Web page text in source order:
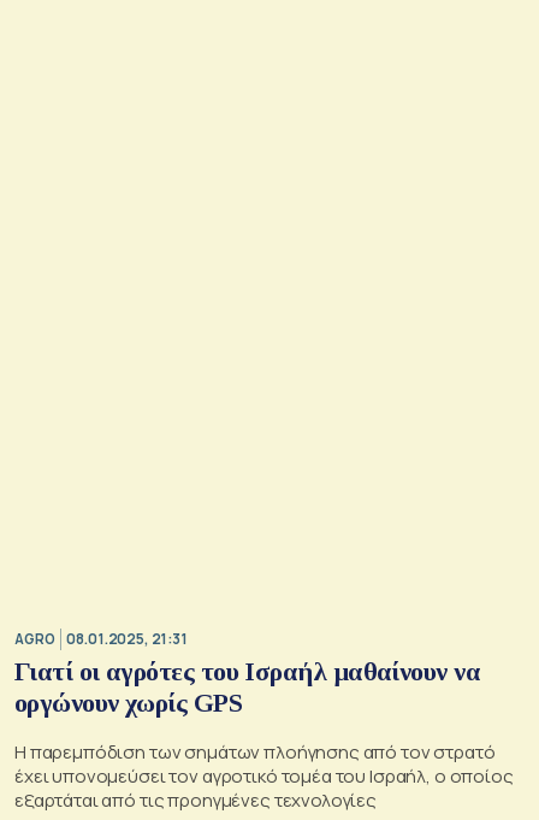
AGRO 08.01.2025, 21:31
Γιατί οι αγρότες του Ισραήλ μαθαίνουν να
οργώνουν χωρίς GPS
Η παρεμπόδιση των σημάτων πλοήγησης από τον στρατό
έχει υπονομεύσει τον αγροτικό τομέα του Ισραήλ, ο οποίος
εξαρτάται από τις προηγμένες τεχνολογίες